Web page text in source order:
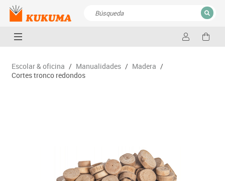
CERRAR
Escolar & oficina / Manualidades / Madera /
Cortes tronco redondos